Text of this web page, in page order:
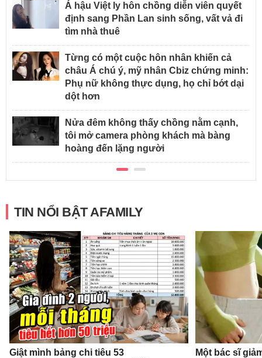
Á hậu Việt ly hôn chồng diễn viên quyết
định sang Phần Lan sinh sống, vất vả đi
tìm nhà thuê
Từng có một cuộc hôn nhân khiến cả
châu Á chú ý, mỹ nhân Cbiz chứng minh:
Phụ nữ không thực dụng, họ chỉ bớt dại
dột hơn
Nửa đêm không thấy chồng nằm cạnh,
tôi mở camera phòng khách mà bàng
hoàng đến lặng người
TIN NỔI BẬT AFAMILY
Giật mình bảng chi tiêu 53
Một bác sĩ